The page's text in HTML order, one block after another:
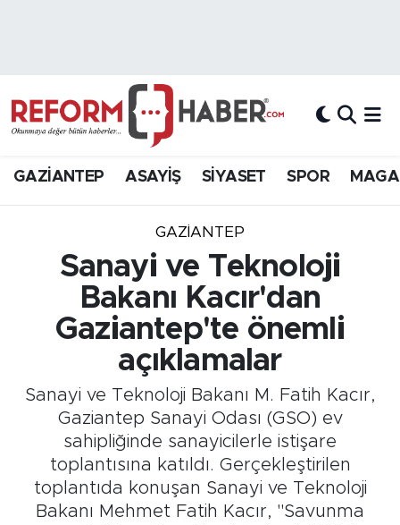
GAZİANTEP ASAYİŞ SİYASET SPOR
GAZIANTEP
Sanayi ve Teknoloji
Bakanı Kacır'dan
Gaziantep'te önemli
açıklamalar
Sanayi ve Teknoloji Bakanı M. Fatih Kacır,
Gaziantep Sanayi Odası (GSO) ev
sahipliğinde sanayicilerle istişare
toplantısına katıldı. Gerçekleştirilen
toplantıda konuşan Sanayi ve Teknoloji
Bakanı Mehmet Fatih Kacır, "Savunma
Hava Durumu
Süper Lig Puan Durumu ve Fikstür
Tüm Manşetler
Son Dakika Haberleri
Haber Arşivi